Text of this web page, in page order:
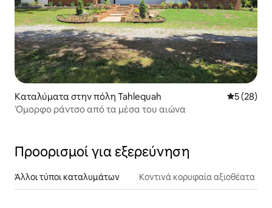
Καταλύματα στην πόλη Tahlequah Μέση
5 (28)
Όμορφο ράντσο από τα μέσα του αιώνα
Προορισμοί για εξερεύνηση
Άλλοι τύποι καταλυμάτων Κοντινά κορυφαία αξιοθέατα